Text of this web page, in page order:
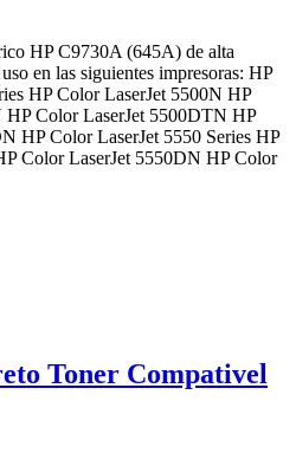
HP C9730A (645A) de alta
en las siguientes impresoras: HP
HP Color LaserJet 5500N HP
Color LaserJet 5500DTN HP
HP Color LaserJet 5550 Series HP
Color LaserJet 5550DN HP Color
Toner Compativel